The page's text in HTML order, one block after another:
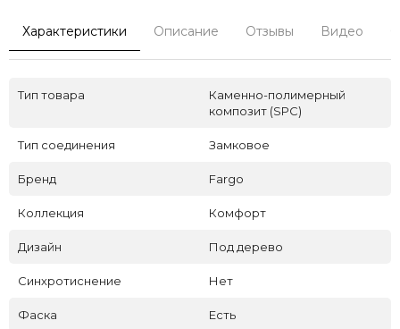
Характеристики Описание Отзывы Видео
Тип товара
Каменно-полимерный
композит (SPC)
Тип соединения Замковое
Бренд Fargo
Коллекция Комфорт
Дизайн Под дерево
Синхротиснение Нет
Фаска Есть